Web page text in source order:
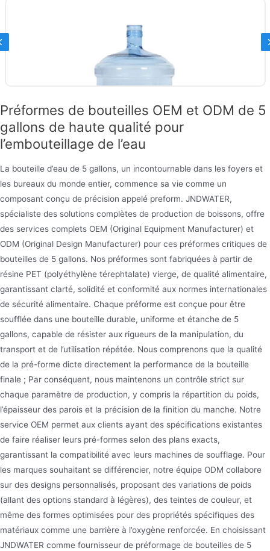
Bouteille de 5 gallons
Bouteille Jndwater de 5 gallons
d’approvisionnement en fûts PC et PET fabriqués à
partir de nouveaux matériaux, avec des capacités :
bouteille de 3 gallons, bouteille de 4 gallons et
bouteille de 5 gallons Bouteilles d’eau de 20 litres
et bouchons de bouteille Disponible en modèles
450g, 480g, 560g, 630g, 650g, 680g, 700g, 720g,
730g, 760g
Previous
Préformes de bouteilles OEM et ODM de 5
gallons de haute qualité pour
l’embouteillage de l’eau
La bouteille d’eau de 5 gallons, un incontournable dans les foyers et
les bureaux du monde entier, commence sa vie comme un
composant conçu de précision appelé preform. JNDWATER,
spécialiste des solutions complètes de production de boissons, offre
des services complets OEM (Original Equipment Manufacturer) et
ODM (Original Design Manufacturer) pour ces préformes critiques de
bouteilles de 5 gallons. Nos préformes sont fabriquées à partir de
résine PET (polyéthylène térephtalate) vierge, de qualité alimentaire,
garantissant clarté, solidité et conformité aux normes internationales
de sécurité alimentaire. Chaque préforme est conçue pour être
soufflée dans une bouteille durable, uniforme et étanche de 5
gallons, capable de résister aux rigueurs de la manipulation, du
transport et de l’utilisation répétée. Nous comprenons que la qualité
de la pré-forme dicte directement la performance de la bouteille
finale ; Par conséquent, nous maintenons un contrôle strict sur
chaque paramètre de production, y compris la répartition du poids,
l’épaisseur des parois et la précision de la finition du manche. Notre
service OEM permet aux clients ayant des spécifications existantes
de faire réaliser leurs pré-formes selon des plans exacts,
garantissant la compatibilité avec leurs machines de soufflage. Pour
les marques souhaitant se différencier, notre équipe ODM collabore
sur des designs personnalisés, proposant des variations de poids
(allant des options standard à légères), des teintes de couleur, et
même des formes optimisées pour des propriétés spécifiques des
matériaux comme une barrière à l’oxygène renforcée. En choisissant
JNDWATER comme fournisseur de préformage de bouteilles de 5